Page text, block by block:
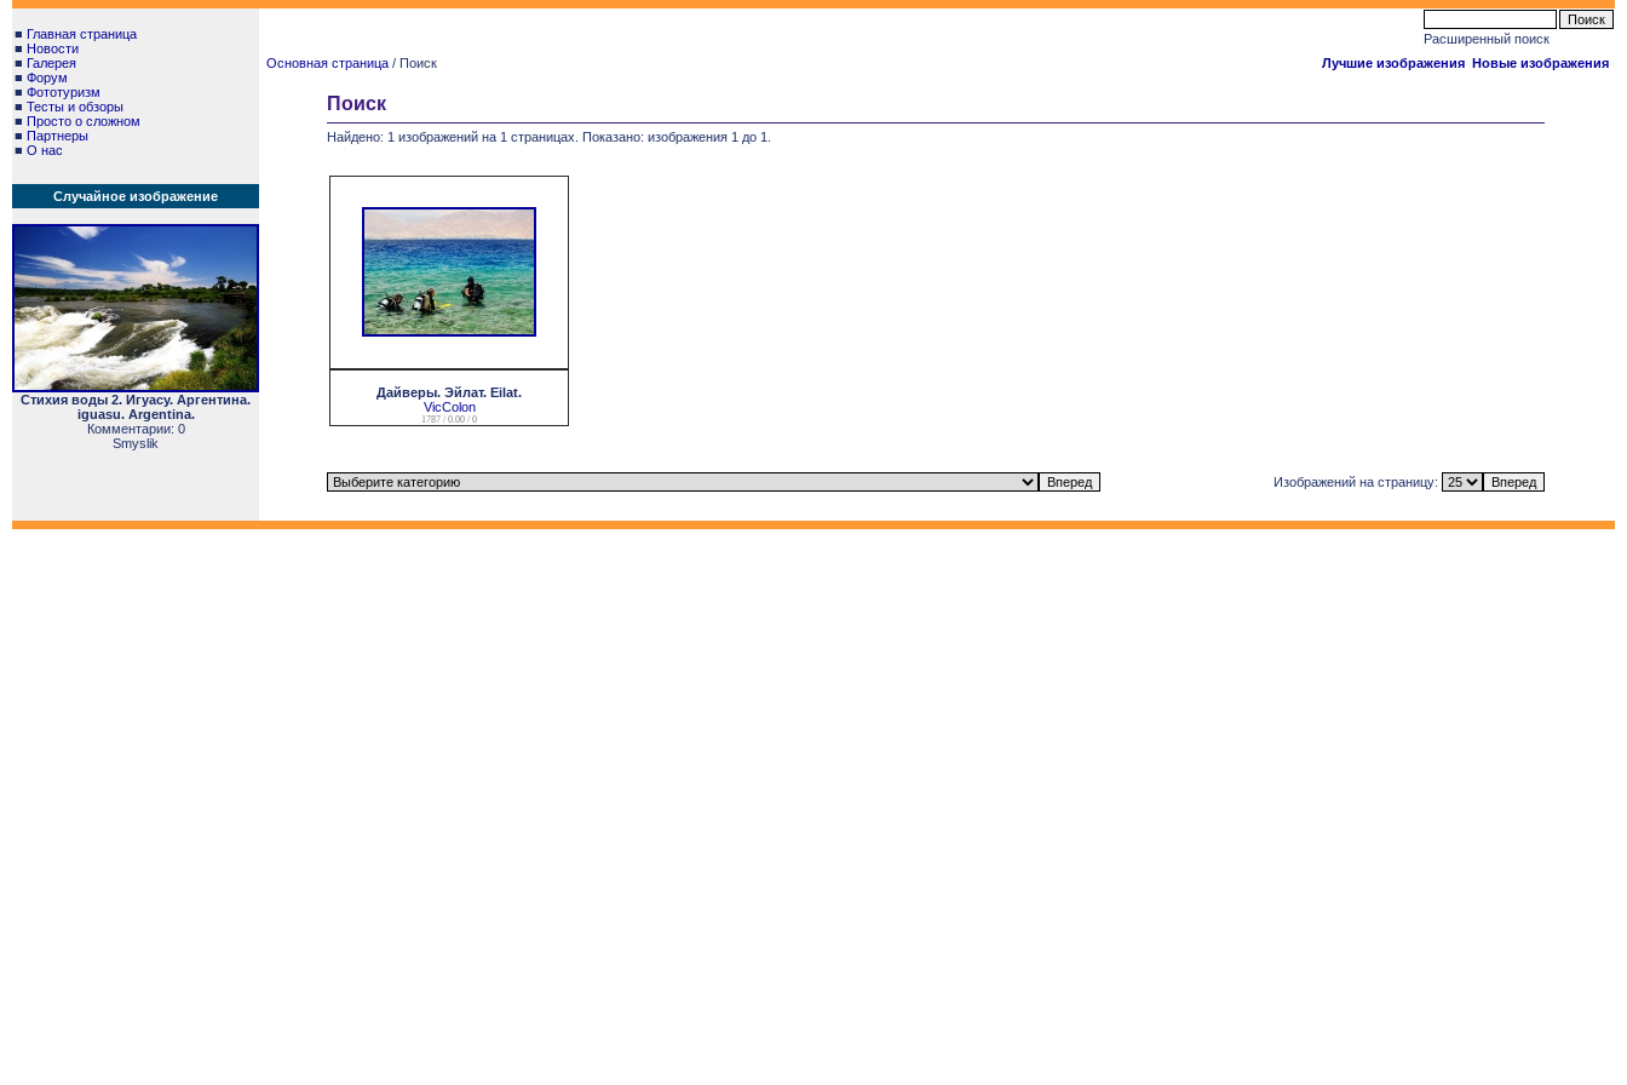
■ Главная страница
■ Новости
■ Галерея
■ Форум
■ Фототуризм
■ Тесты и обзоры
■ Просто о сложном
■ Партнеры
■ О нас
Случайное изображение
Стихия воды 2. Игуасу. Аргентина.
iguasu. Argentina.
Комментарии: 0
Smyslik
Расширенный поиск
Основная страница / Поиск Лучшие изображения Новые изображения
Поиск
Найдено: 1 изображений на 1 страницах. Показано: изображения 1 до 1.
Дайверы. Эйлат. Eilat.
VicColon
1787 / 0.00 / 0
Изображений на страницу: